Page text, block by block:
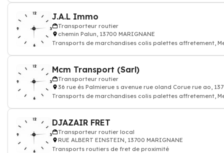
J.A.L Immo
Transporteur routier
chemin Palun, 13700 MARIGNANE
Transports de marchandises colis palettes affretement,
Mcm Transport (Sarl)
Transporteur routier
36 rue és Palmierue s avenue rue oland Corue rue ao,
Transports de marchandises colis palettes affretement,
DJAZAIR FRET
Transporteur routier local
RUE ALBERT EINSTEIN, 13700 MARIGNANE
Transports routiers de fret de proximité